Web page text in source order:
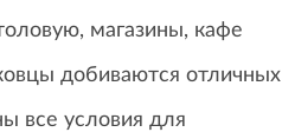
магазины, кафе
добиваются отличных
все условия для